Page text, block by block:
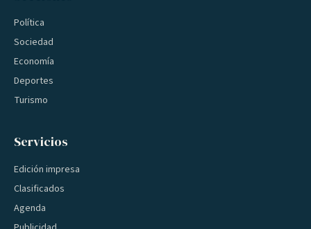
Política
Sociedad
Economía
Deportes
Turismo
Servicios
Edición impresa
Clasificados
Agenda